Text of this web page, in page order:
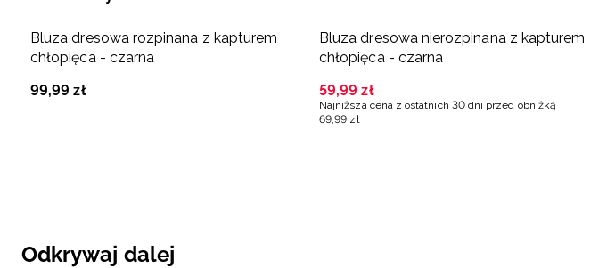
Bluza dresowa rozpinana z kapturem
chłopięca - czarna
99,99 zł
Bluza dresowa nierozpinana z kapturem
chłopięca - czarna
59,99 zł
Najniższa cena z ostatnich 30 dni przed obniżką
69 ,99 zł
Odkrywaj dalej